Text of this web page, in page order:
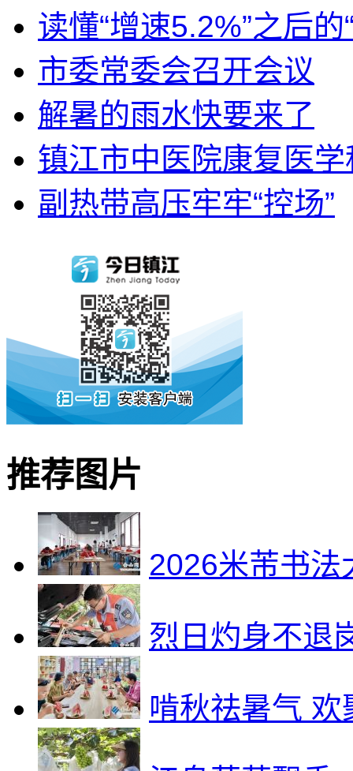
读懂“增速5.2%”之后的
市委常委会召开会议
解暑的雨水快要来了
镇江市中医院康复医
副热带高压牢牢“控场”
推荐图片
2026米芾书法
烈日灼身不退
啃秋祛暑气 欢